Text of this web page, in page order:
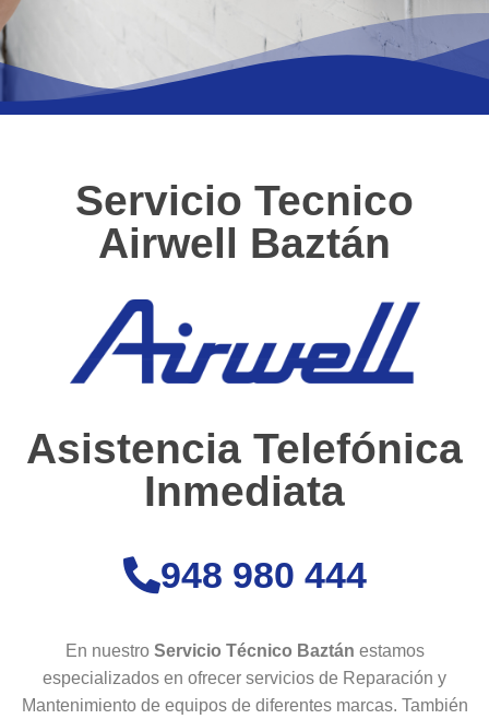
Servicio Tecnico
Airwell Baztán
Asistencia Telefónica
Inmediata
948 980 444
En nuestro Servicio Técnico Baztán estamos
especializados en ofrecer servicios de Reparación y
Mantenimiento de equipos de diferentes marcas. También